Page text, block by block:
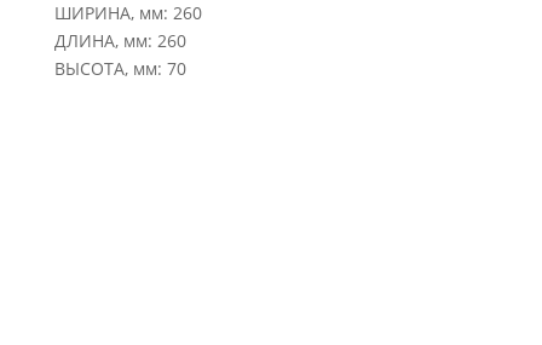
ШИРИНА, мм: 260
ДЛИНА, мм: 260
ВЫСОТА, мм: 70